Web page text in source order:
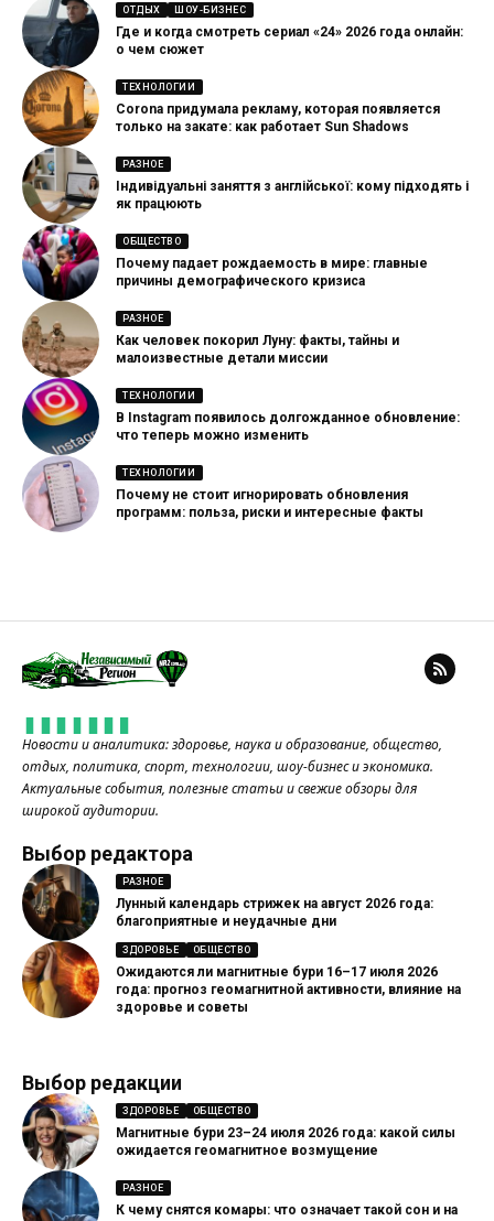
ОТДЫХ ШОУ-БИЗНЕС
Где и когда смотреть сериал «24» 2026 года онлайн:
о чем сюжет
ТЕХНОЛОГИИ
Corona придумала рекламу, которая появляется
только на закате: как работает Sun Shadows
РАЗНОЕ
Індивідуальні заняття з англійської: кому підходять і
як працюють
ОБЩЕСТВО
Почему падает рождаемость в мире: главные
причины демографического кризиса
РАЗНОЕ
Как человек покорил Луну: факты, тайны и
малоизвестные детали миссии
ТЕХНОЛОГИИ
В Instagram появилось долгожданное обновление:
что теперь можно изменить
ТЕХНОЛОГИИ
Почему не стоит игнорировать обновления
программ: польза, риски и интересные факты
Новости и аналитика: здоровье, наука и образование, общество,
отдых, политика, спорт, технологии, шоу-бизнес и экономика.
Актуальные события, полезные статьи и свежие обзоры для
широкой аудитории.
Выбор редактора
РАЗНОЕ
Лунный календарь стрижек на август 2026 года:
благоприятные и неудачные дни
ЗДОРОВЬЕ ОБЩЕСТВО
Ожидаются ли магнитные бури 16–17 июля 2026
года: прогноз геомагнитной активности, влияние на
здоровье и советы
Выбор редакции
ЗДОРОВЬЕ ОБЩЕСТВО
Магнитные бури 23–24 июля 2026 года: какой силы
ожидается геомагнитное возмущение
РАЗНОЕ
К чему снятся комары: что означает такой сон и на